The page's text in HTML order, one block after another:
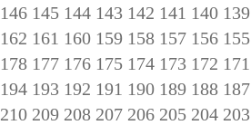
139
140
141
142
143
144
145
146
155
156
157
158
159
160
161
162
171
172
173
174
175
176
177
178
187
188
189
190
191
192
193
194
203
204
205
206
207
208
209
210